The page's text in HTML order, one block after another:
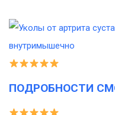
ПОДРОБНОСТИ